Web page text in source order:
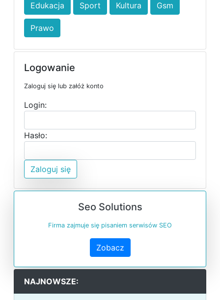
Edukacja Sport Kultura Gsm
Prawo
Logowanie
Zaloguj się lub załóż konto
Login:
Hasło:
Zaloguj się
Seo Solutions
Firma zajmuje się pisaniem serwisów SEO
Zobacz
NAJNOWSZE: